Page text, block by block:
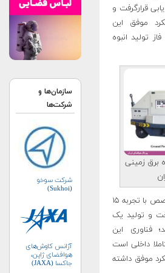
قرارگرفت و
موفق این
تولید انبوه
برق زمینی
وی افزود: وجود تیم متخصص با تجربه ۱۵
و تولید یک
فناوری این
داخلی است
موفق داشته
سازمان‌ها و
شرکت‌ها
شرکت سوخو
(Sukhoi)
آژانس کاوش‌های
هوافضای ژاپن،
جاکسا (JAXA)